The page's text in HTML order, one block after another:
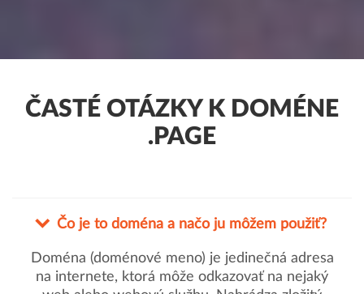
ČASTÉ OTÁZKY K DOMÉNE
.PAGE
Čo je to doména a načo ju môžem použiť?
Doména (doménové meno) je jedinečná adresa
na internete, ktorá môže odkazovať na nejaký